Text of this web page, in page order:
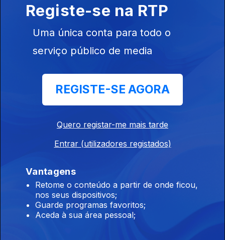
mortos começou com beata
envio do diploma ao TC
09h Saúde pública em Ceuta: Médicos pedem
intervenção urgente
08 ago. 2026
Registe-se na RTP
Uma única conta para todo o
serviço público de media
REGISTE-SE AGORA
Quero registar-me mais tarde
Entrar (utilizadores registados)
Vantagens
Retome o conteúdo a partir de onde ficou,
nos seus dispositivos;
Guarde programas favoritos;
Aceda à sua área pessoal;